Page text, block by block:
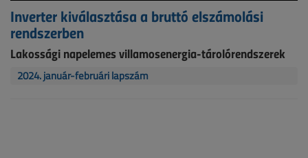
Inverter kiválasztása a bruttó elszámolási
rendszerben
Lakossági napelemes villamosenergia-tárolórendszerek
2024. január-februári lapszám